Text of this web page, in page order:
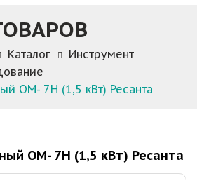
Каталог
Инструмент
ОМ- 7Н (1,5 кВт) Ресанта
ОМ- 7Н (1,5 кВт) Ресанта